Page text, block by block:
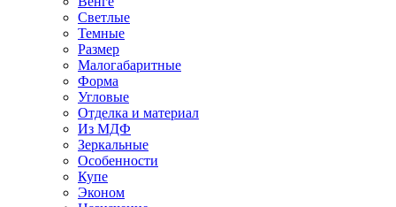
Светлые
Темные
Размер
Малогабаритные
Форма
Угловые
Отделка и материал
Из МДФ
Зеркальные
Особенности
Купе
Эконом